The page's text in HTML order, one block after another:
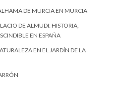
DE MURCIA EN MURCIA
DE ALMUDI: HISTORIA,
EN ESPAÑA
EN EL JARDÍN DE LA